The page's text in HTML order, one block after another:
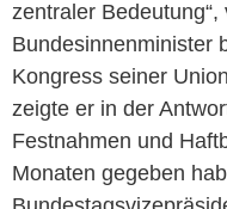
zentraler
Bundesinnenminister
Kongress seiner
zeigte er in der
Festnahmen und
Monaten gegeben